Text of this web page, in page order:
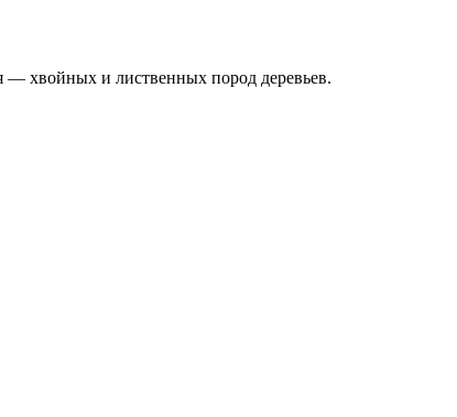
— хвойных и лиственных пород деревьев.